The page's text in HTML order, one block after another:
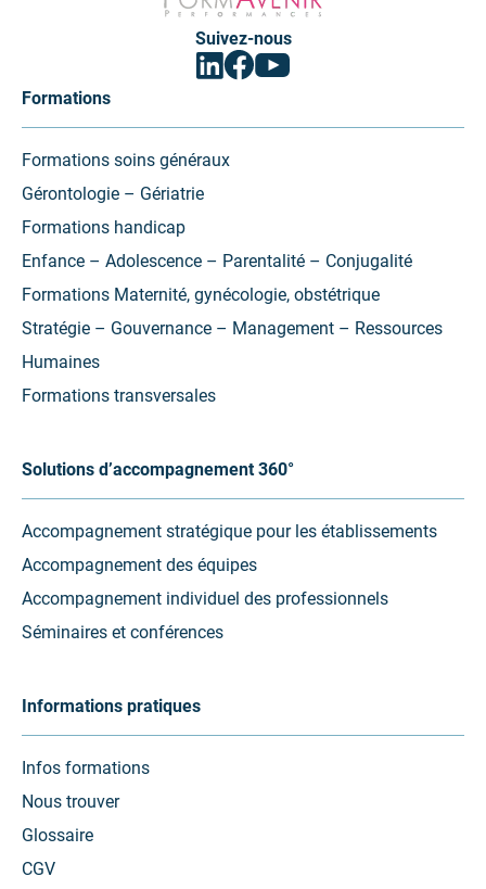
Suivez-nous
Linkedin
(ouvrir
nouvel
Facebook
(ouvrir
nouvel
Youtube
(ouvrir
nouvel
Formations
Formations soins généraux
Gérontologie – Gériatrie
Formations handicap
Enfance – Adolescence – Parentalité – Conjugalité
Formations Maternité, gynécologie, obstétrique
Stratégie – Gouvernance – Management – Ressources
Humaines
Formations transversales
Solutions d’accompagnement 360°
Accompagnement stratégique pour les établissements
Accompagnement des équipes
Accompagnement individuel des professionnels
Séminaires et conférences
Informations pratiques
Infos formations
Nous trouver
Glossaire
CGV